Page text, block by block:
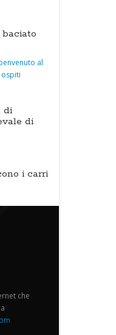
baciato
di
di
i carri
che